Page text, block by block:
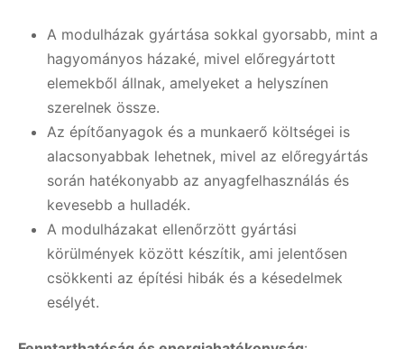
A modulházak gyártása sokkal gyorsabb, mint a
hagyományos házaké, mivel előregyártott
elemekből állnak, amelyeket a helyszínen
szerelnek össze.
Az építőanyagok és a munkaerő költségei is
alacsonyabbak lehetnek, mivel az előregyártás
során hatékonyabb az anyagfelhasználás és
kevesebb a hulladék.
A modulházakat ellenőrzött gyártási
körülmények között készítik, ami jelentősen
csökkenti az építési hibák és a késedelmek
esélyét.